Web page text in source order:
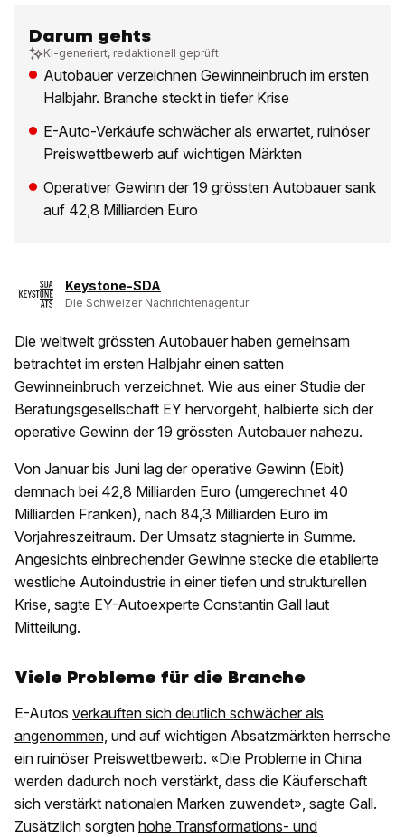
Darum gehts
KI-generiert, redaktionell geprüft
Autobauer verzeichnen Gewinneinbruch im ersten
Halbjahr. Branche steckt in tiefer Krise
E-Auto-Verkäufe schwächer als erwartet, ruinöser
Preiswettbewerb auf wichtigen Märkten
Operativer Gewinn der 19 grössten Autobauer sank
auf 42,8 Milliarden Euro
Keystone-SDA
Die Schweizer Nachrichtenagentur
Die weltweit grössten Autobauer haben gemeinsam
betrachtet im ersten Halbjahr einen satten
Gewinneinbruch verzeichnet. Wie aus einer Studie der
Beratungsgesellschaft EY hervorgeht, halbierte sich der
operative Gewinn der 19 grössten Autobauer nahezu.
Von Januar bis Juni lag der operative Gewinn (Ebit)
demnach bei 42,8 Milliarden Euro (umgerechnet 40
Milliarden Franken), nach 84,3 Milliarden Euro im
Vorjahreszeitraum. Der Umsatz stagnierte in Summe.
Angesichts einbrechender Gewinne stecke die etablierte
westliche Autoindustrie in einer tiefen und strukturellen
Krise, sagte EY-Autoexperte Constantin Gall laut
Mitteilung.
Viele Probleme für die Branche
E-Autos verkauften sich deutlich schwächer als
angenommen, und auf wichtigen Absatzmärkten herrsche
ein ruinöser Preiswettbewerb. «Die Probleme in China
werden dadurch noch verstärkt, dass die Käuferschaft
sich verstärkt nationalen Marken zuwendet», sagte Gall.
Zusätzlich sorgten hohe Transformations- und